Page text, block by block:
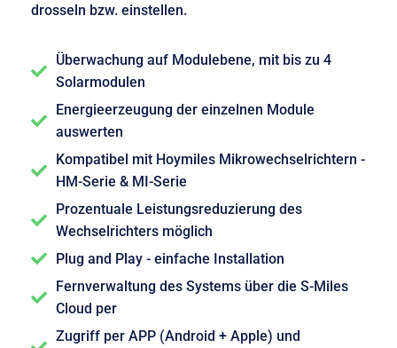
drosseln bzw. einstellen.
Überwachung auf Modulebene, mit bis zu 4
Solarmodulen
Energieerzeugung der einzelnen Module
auswerten
Kompatibel mit Hoymiles Mikrowechselrichtern -
HM-Serie & MI-Serie
Prozentuale Leistungsreduzierung des
Wechselrichters möglich
Plug and Play - einfache Installation
Fernverwaltung des Systems über die S-Miles
Cloud per
Zugriff per APP (Android + Apple) und